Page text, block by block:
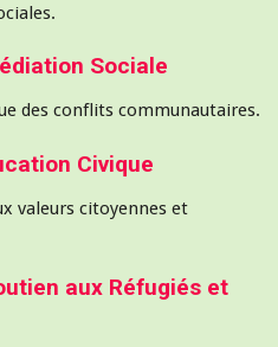
Sociale
des conflits communautaires.
Civique
valeurs citoyennes et
aux Réfugiés et